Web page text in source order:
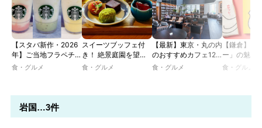
【スタバ新作・2026
年】ご当地フラペチー
ノが新登場！ 地域と
JIMOTO
PROGRAM」が青
森・群馬・沖縄で始
食・グルメ
スイーツブッフェ付
き！ 絶景庭園を望む
ホテルレストランで味
ツトレンドVol.105】
食・グルメ
【最新】東京・丸の内
のおすすめカフェ12
選｜ひとりでゆったり
るカフェ、優雅なホテ
食・グルメ
【鎌倉】「
ー」の魅力
説！ 定番商
食・グルメ
岩国…3件